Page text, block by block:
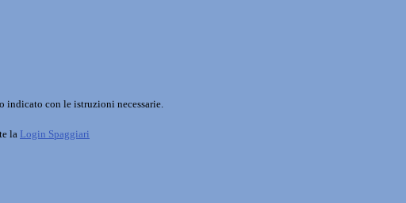
indicato con le istruzioni necessarie.
la Login Spaggiari